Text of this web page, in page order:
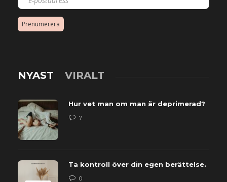
Prenumerera
NYAST VIRALT
Hur vet man om man är deprimerad?
7
Ta kontroll över din egen berättelse.
0